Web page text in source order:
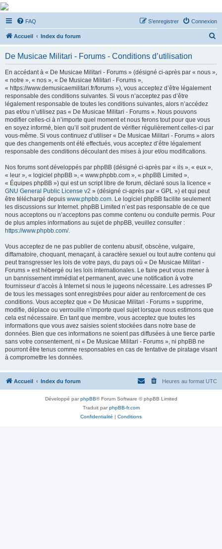
De Musicae Militari -
Forums
Forums de discussions
FAQ Connexion
S’enregistrer
Accueil Index du forum
De Musicae Militari - Forums - Conditions d’utilisation
En accédant à « De Musicae Militari - Forums » (désigné ci-après par « nous »,
« notre », « nos », « De Musicae Militari - Forums »,
« https://www.demusicaemilitari.fr/forums »), vous acceptez d’être légalement
responsable des conditions suivantes. Si vous n’acceptez pas d’être
légalement responsable de toutes les conditions suivantes, alors n’accédez
pas et/ou n’utilisez pas « De Musicae Militari - Forums ». Nous pouvons
modifier celles-ci à n’importe quel moment et nous ferons tout pour que vous
en soyez informé, bien qu’il soit prudent de vérifier régulièrement celles-ci par
vous-même. Si vous continuez d’utiliser « De Musicae Militari - Forums » alors
que des changements ont été effectués, vous acceptez d’être légalement
responsable des conditions découlant des mises à jour et/ou modifications.
Nos forums sont développés par phpBB (désigné ci-après par « ils », « eux »,
« leur », « logiciel phpBB », « www.phpbb.com », « phpBB Limited »,
« Équipes phpBB ») qui est un script libre de forum, déclaré sous la licence «
GNU General Public License v2 » (désigné ci-après par « GPL ») et qui peut
être téléchargé depuis www.phpbb.com. Le logiciel phpBB facilite seulement
les discussions sur Internet. phpBB Limited n’est pas responsable de ce que
nous acceptons ou n’acceptons pas comme contenu ou conduite permis. Pour
de plus amples informations au sujet de phpBB, veuillez consulter :
https://www.phpbb.com/.
Vous acceptez de ne pas publier de contenu abusif, obscène, vulgaire,
diffamatoire, choquant, menaçant, à caractère sexuel ou tout autre contenu qui
peut transgresser les lois de votre pays, du pays où « De Musicae Militari -
Forums » est hébergé ou les lois internationales. Le faire peut vous mener à
un bannissement immédiat et permanent, avec une notification à votre
fournisseur d’accès à Internet si nous le jugeons nécessaire. Les adresses IP
de tous les messages sont enregistrées pour aider au renforcement de ces
conditions. Vous acceptez que « De Musicae Militari - Forums » supprime,
modifie, déplace ou verrouille n’importe quel sujet lorsque nous estimons que
cela est nécessaire. En tant que membre, vous acceptez que toutes les
informations que vous avez saisies soient stockées dans notre base de
données. Bien que ces informations ne soient pas diffusées à une tierce partie
sans votre consentement, ni « De Musicae Militari - Forums », ni phpBB ne
pourront être tenus comme responsables en cas de tentative de piratage visant
à compromettre les données.
Accueil Index du forum Heures au format UTC
Développé parphpBB® Forum Software © phpBB Limited
Traduit parphpBB-fr.com
Confidentialité | Conditions